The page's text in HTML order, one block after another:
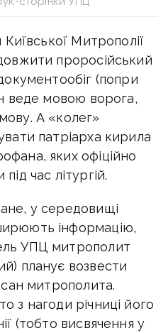
Київської Митрополії
проросійський
(попри
веде мовою ворога,
А «колег»
патріарха кирила
яких офіційно
час літургій.
у середовищі
інформацію,
УПЦ митрополит
планує возвести
сан митрополита.
з нагоди річниці його
(тобто висвячення у